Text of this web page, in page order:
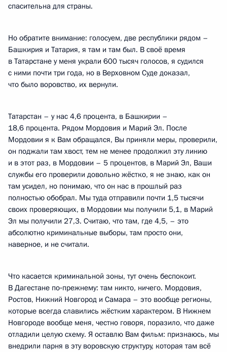
спасительна для страны.
Но обратите внимание: голосуем, две республики рядом –
Башкирия и Татария, я там и там был. В своё время
в Татарстане у меня украли 600 тысяч голосов, я судился
с ними почти три года, но в Верховном Суде доказал,
что было воровство, их вернули.
Татарстан – у нас 4,6 процента, в Башкирии –
18,6 процента. Рядом Мордовия и Марий Эл. После
Мордовии я к Вам обращался, Вы приняли меры, проверили,
он поджали там хвост, тем не менее продолжил эту линию
и в этот раз, в Мордовии – 5 процентов, в Марий Эл, Ваши
службы его проверили довольно жёстко, я не знаю, как он
там усидел, но понимаю, что он нас в прошлый раз
полностью обобрал. Мы туда отправили почти 1,5 тысячи
своих проверяющих, в Мордовии мы получили 5,1, в Марий
Эл мы получили 27,3. Считаю, что там, где 4,5, – это
абсолютно криминальные выборы, там просто они,
наверное, и не считали.
Что касается криминальной зоны, тут очень беспокоит.
В Дагестане по‑прежнему: там никто, ничего. Мордовия,
Ростов, Нижний Новгород и Самара – это вообще регионы,
которые всегда славились жёстким характером. В Нижнем
Новгороде вообще меня, честно говоря, поразило, что даже
отладили целую схему. Я оставлю Вам фильм: признаюсь, мы
внедрили парня в эту воровскую структуру, которая там всё